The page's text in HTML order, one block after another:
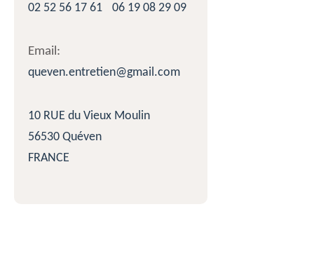
02 52 56 17 61
06 19 08 29 09
Email:
queven.entretien@gmail.com
10 RUE du Vieux Moulin
56530 Quéven
FRANCE